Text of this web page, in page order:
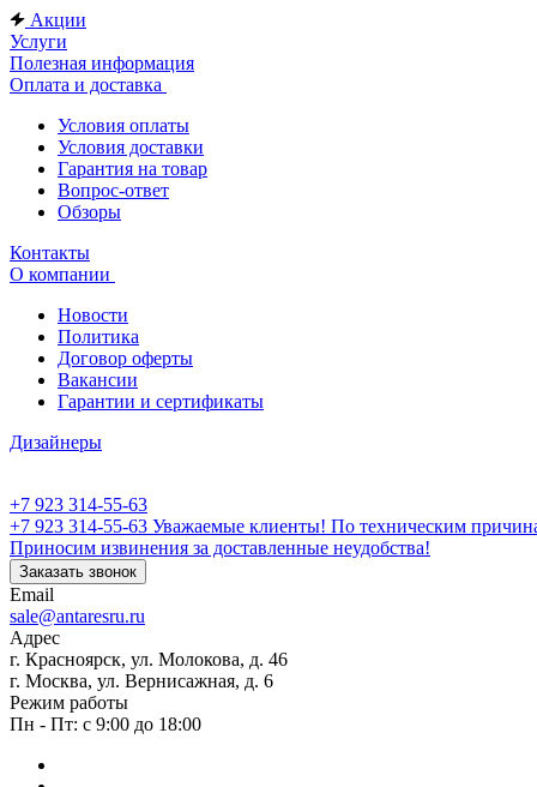
Акции
Услуги
Полезная информация
Оплата и доставка
Условия оплаты
Условия доставки
Гарантия на товар
Вопрос-ответ
Обзоры
Контакты
О компании
Новости
Политика
Договор оферты
Вакансии
Гарантии и сертификаты
Дизайнеры
+7 923 314-55-63
+7 923 314-55-63 Уважаемые клиенты! По техническим
Приносим извинения за доставленные неудобства!
Заказать звонок
Email
sale@antaresru.ru
Адрес
г. Красноярск, ул. Молокова, д. 46
г. Москва, ул. Вернисажная, д. 6
Режим работы
Пн - Пт: с 9:00 до 18:00